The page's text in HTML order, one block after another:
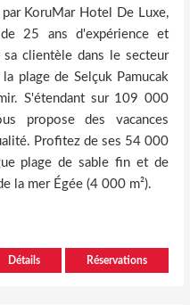
KoruMar Hotel De Luxe,
25 ans d'expérience et
clientèle dans le secteur
plage de Selçuk Pamucak
S'étendant sur 109 000
propose des vacances
Profitez de ses 54 000
plage de sable fin et de
la mer Égée (4 000 m²).
Détails Réservations